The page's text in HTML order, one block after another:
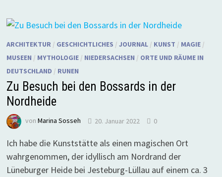
ARCHITEKTUR / GESCHICHTLICHES / JOURNAL/ KUNST / MAGIE/
MUSEEN / MYTHOLOGIE/ NIEDERSACHSEN / ORTE UND RÄUME IN
DEUTSCHLAND / RUNEN
Zu Besuch bei den Bossards in der
Nordheide
von Marina Sosseh 20. Januar 2022 0
Ich habe die Kunststätte als einen magischen Ort
wahrgenommen, der idyllisch am Nordrand der
Lüneburger Heide bei Jesteburg-Lüllau auf einem ca. 3